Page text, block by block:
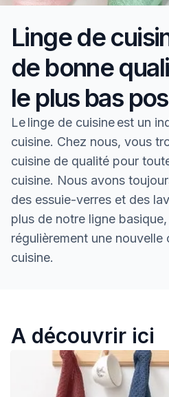
Linge de
de bonne
le plus bas
Le linge de cuisine est un
cuisine. Chez nous, vous
cuisine de qualité pour
cuisine. Nous avons
des essuie-verres et des
plus de notre ligne
régulièrement une
cuisine.
Linge de
A découvrir ici